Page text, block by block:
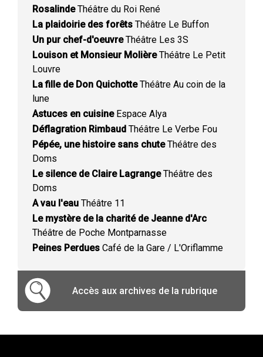
RosalindeThéâtre du Roi René
La plaidoirie des forêts Théâtre Le Buffon
Un pur chef-d'oeuvreThéâtre Les 3S
Louison et Monsieur MolièreThéâtre Le Petit
Louvre
La fille de Don QuichotteThéâtre Au coin de la
lune
Astuces en cuisineEspace Alya
Déflagration Rimbaud Théâtre Le Verbe Fou
Pépée, une histoire sans chuteThéâtre des
Doms
Le silence de Claire LagrangeThéâtre des
Doms
A vau l'eau Théâtre 11
Le mystère de la charité de Jeanne d'Arc
Théâtre de Poche Montparnasse
Peines Perdues Café de la Gare / L'Oriflamme
Accès aux archives de la rubrique